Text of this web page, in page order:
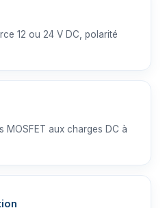
12 ou 24 V DC, polarité
MOSFET aux charges DC à